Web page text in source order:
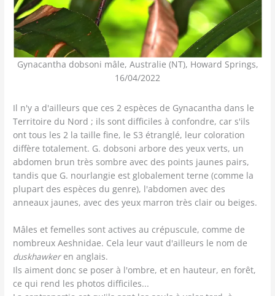
Gynacantha dobsoni mâle, Australie (NT), Howard Springs,
16/04/2022
Il n'y a d'ailleurs que ces 2 espèces de Gynacantha dans le
Territoire du Nord ; ils sont difficiles à confondre, car s'ils
ont tous les 2 la taille fine, le S3 étranglé, leur coloration
diffère totalement. G. dobsoni arbore des yeux verts, un
abdomen brun très sombre avec des points jaunes pairs,
tandis que G. nourlangie est globalement terne (comme la
plupart des espèces du genre), l'abdomen avec des
anneaux jaunes, avec des yeux marron très clair ou beiges.
Mâles et femelles sont actives au crépuscule, comme de
nombreux Aeshnidae. Cela leur vaut d'ailleurs le nom de
duskhawkeren anglais.
Ils aiment donc se poser à l'ombre, et en hauteur, en forêt,
ce qui rend les photos difficiles...